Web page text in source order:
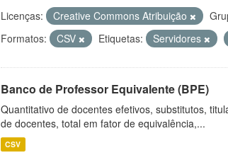
Licenças: Creative Commons Atribuição
Formatos:
CSV Etiquetas: Servidores
Banco de Professor Equivalente (BPE)
Quantitativo de docentes efetivos, substitutos,
de docentes, total em fator de equivalência,...
CSV